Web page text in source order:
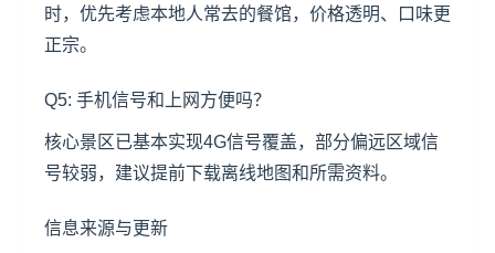
时，优先考虑本地人常去的餐馆，价格透明、口味更
正宗。
Q5: 手机信号和上网方便吗？
核心景区已基本实现4G信号覆盖，部分偏远区域信
号较弱，建议提前下载离线地图和所需资料。
信息来源与更新